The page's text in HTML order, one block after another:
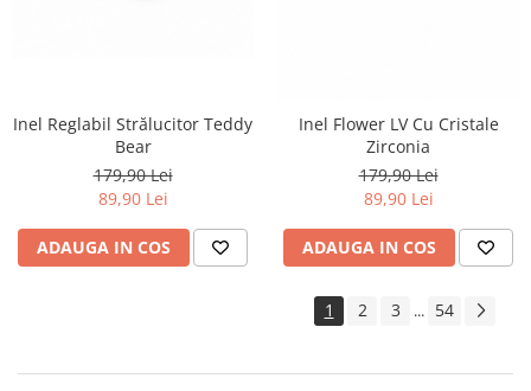
Inel Reglabil Strălucitor Teddy
Bear
179,90 Lei
89,90 Lei
ADAUGA IN COS
Inel Flower LV Cu Cristale
Zirconia
179,90 Lei
89,90 Lei
ADAUGA IN COS
1 2 3 ... 54